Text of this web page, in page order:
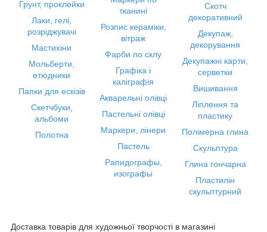
Грунт, проклейки
Лаки, гелі,
розріджувачі
Мастихіни
Мольберти,
етюдники
Папки для ескізів
Скетчбуки,
альбоми
Полотна
тканині
Розпис кераміки,
вітраж
Фарби по склу
Графіка і
каліграфія
Акварельні олівці
Пастельні олівці
Маркери, лінери
Пастель
Рапидографы,
изографы
Скотч
декоративний
Декупаж,
декорування
Декупажні карти,
серветки
Вишивання
Ліплення та
пластику
Полімерна глина
Скульптура
Глина гончарна
Пластилін
скульптурний
Доставка товарів для художньої творчості в магазині